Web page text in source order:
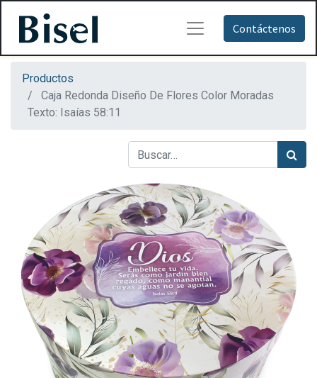
Contáctenos
Productos
Caja Redonda Diseño De Flores Color Moradas
Texto: Isaías 58:11